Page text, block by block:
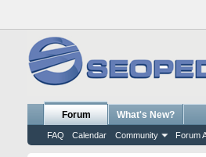
Forum
FAQ Calendar Community Forum
What's New?